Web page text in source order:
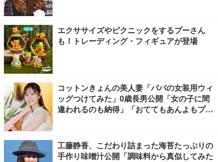
エクササイズやピクニックをするプーさん
も！トレーディング・フィギュアが登場
コットンきょんの美人妻「パパの女装用ウィ
ッグつけてみた」0歳長男公開「女の子に間
違われるのも納得」「おててもあんよもプリ
工藤静香、こだわり詰まった海苔たっぷりの
手作り味噌汁公開「調味料から真似してみた